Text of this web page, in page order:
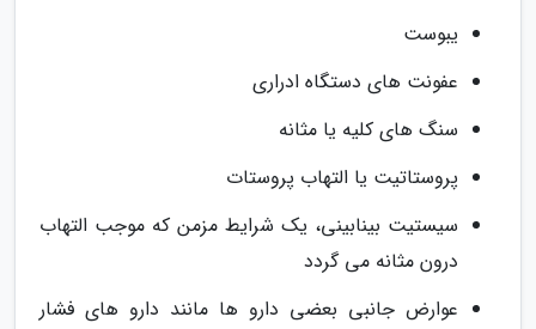
یبوست
عفونت های دستگاه ادراری
سنگ های کلیه یا مثانه
پروستاتیت یا التهاب پروستات
سیستیت بینابینی، یک شرایط مزمن که موجب التهاب
درون مثانه می گردد
عوارض جانبی بعضی دارو ها مانند دارو های فشار